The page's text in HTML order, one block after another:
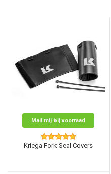
Mail mij bij voorraad
Kriega Fork Seal Covers